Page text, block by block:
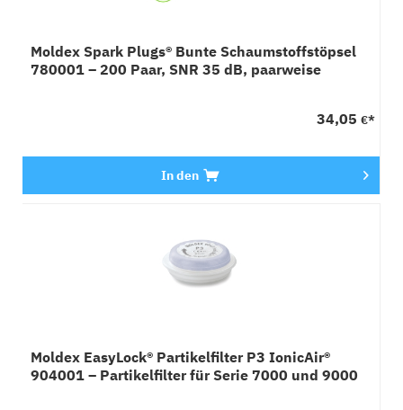
Moldex Spark Plugs® Bunte Schaumstoffstöpsel
780001 – 200 Paar, SNR 35 dB, paarweise
34,05 €*
In den
Moldex EasyLock® Partikelfilter P3 IonicAir®
904001 – Partikelfilter für Serie 7000 und 9000